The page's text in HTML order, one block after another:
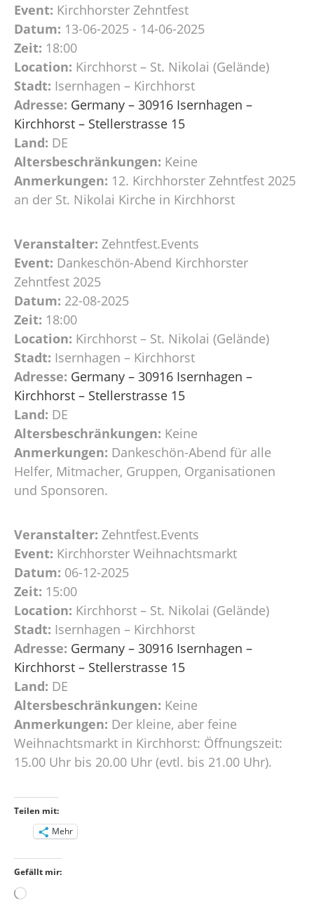
Event: Kirchhorster Zehntfest
Datum: 13-06-2025 - 14-06-2025
Zeit: 18:00
Location: Kirchhorst – St. Nikolai (Gelände)
Stadt: Isernhagen – Kirchhorst
Adresse: Germany – 30916 Isernhagen –
Kirchhorst – Stellerstrasse 15
Land: DE
Altersbeschränkungen: Keine
Anmerkungen: 12. Kirchhorster Zehntfest 2025
an der St. Nikolai Kirche in Kirchhorst
Veranstalter: Zehntfest.Events
Event: Dankeschön-Abend Kirchhorster
Zehntfest 2025
Datum: 22-08-2025
Zeit: 18:00
Location: Kirchhorst – St. Nikolai (Gelände)
Stadt: Isernhagen – Kirchhorst
Adresse: Germany – 30916 Isernhagen –
Kirchhorst – Stellerstrasse 15
Land: DE
Altersbeschränkungen: Keine
Anmerkungen: Dankeschön-Abend für alle
Helfer, Mitmacher, Gruppen, Organisationen
und Sponsoren.
Veranstalter: Zehntfest.Events
Event: Kirchhorster Weihnachtsmarkt
Datum: 06-12-2025
Zeit: 15:00
Location: Kirchhorst – St. Nikolai (Gelände)
Stadt: Isernhagen – Kirchhorst
Adresse: Germany – 30916 Isernhagen –
Kirchhorst – Stellerstrasse 15
Land: DE
Altersbeschränkungen: Keine
Anmerkungen: Der kleine, aber feine
Weihnachtsmarkt in Kirchhorst: Öffnungszeit:
15.00 Uhr bis 20.00 Uhr (evtl. bis 21.00 Uhr).
Teilen mit:
Mehr
Gefällt mir:
Wird